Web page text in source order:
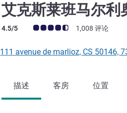
艾克斯莱班马尔
客户意见评级 (ALL 评级)
4.5/5 1,008 评论
111 avenue de marlioz, CS 50146,
描述 客房 位置